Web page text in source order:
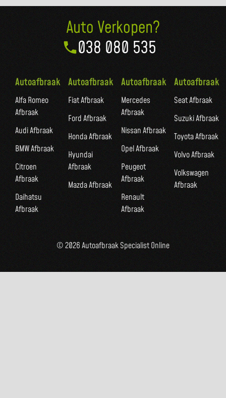
Auto Verkopen?
038 080 535
Autoafbraak
Alfa Romeo
Afbraak
Audi Afbraak
BMW Afbraak
Citroen
Afbraak
Daihatsu
Afbraak
Autoafbraak
Fiat Afbraak
Ford Afbraak
Honda Afbraak
Hyundai
Afbraak
Mazda Afbraak
Autoafbraak
Mercedes
Afbraak
Nissan Afbraak
Opel Afbraak
Peugeot
Afbraak
Renault
Afbraak
Autoafbraak
Seat Afbraak
Suzuki Afbraak
Toyota Afbraak
Volvo Afbraak
Volkswagen
Afbraak
© 2026 Autoafbraak Specialist Online